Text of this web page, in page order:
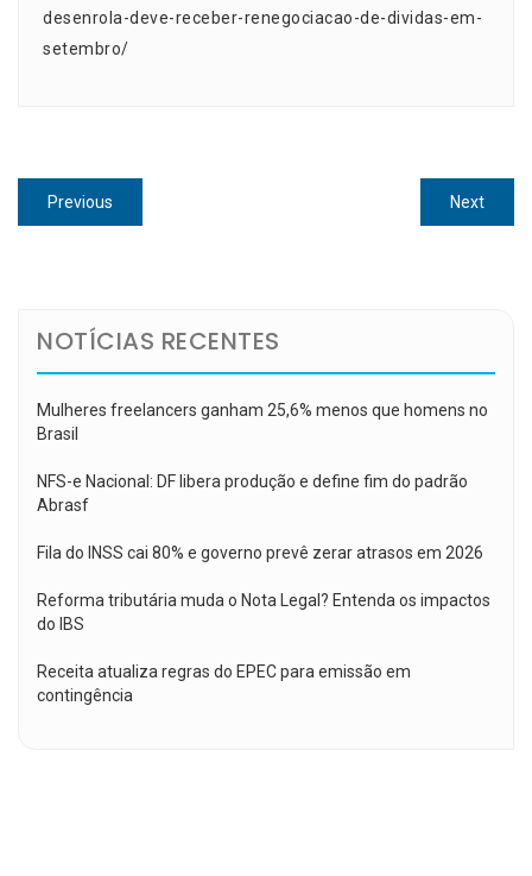
desenrola-deve-receber-renegociacao-de-dividas-em-
setembro/
Navegação
de
Previous
post:
NextNext
post:
NOTÍCIAS RECENTES
Mulheres freelancers ganham 25,6% menos que homens no
Brasil
NFS-e Nacional: DF libera produção e define fim do padrão
Abrasf
Fila do INSS cai 80% e governo prevê zerar atrasos em 2026
Reforma tributária muda o Nota Legal? Entenda os impactos
do IBS
Receita atualiza regras do EPEC para emissão em
contingência